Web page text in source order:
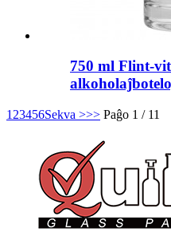
750 ml Flint-
1 23456Sekva >>> Paĝo 1 / 11